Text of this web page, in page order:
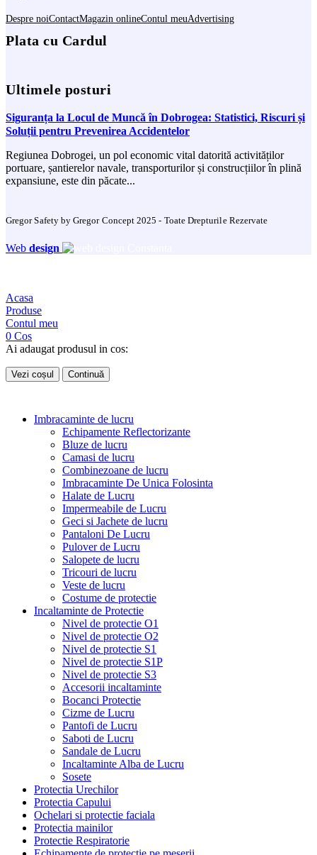
Despre noiContactMagazin onlineContul meuAdvertising
Plata cu Cardul
Ultimele posturi
Siguranța la Locul de Muncă în Dobrogea: Statistici, Riscuri și
Soluții pentru Prevenirea Accidentelor
Regiunea Dobrogei, un pol economic vital datorită activităților
portuare, șantierelor navale, transporturilor și construcțiilor în plină
expansiune, este din păcate...
Gregor Safety by Gregor Concept 2025 - Toate Drepturile Rezervate
Web design
Acasa
Produse
Contul meu
0 Cos
Ai adaugat produsul in cos:
Vezi coșul Continuă
Imbracaminte de lucru
Echipamente Reflectorizante
Bluze de lucru
Camasi de lucru
Combinezoane de lucru
Imbracaminte De Unica Folosinta
Halate de Lucru
Impermeabile de Lucru
Geci si Jachete de lucru
Pantaloni De Lucru
Pulover de Lucru
Salopete de lucru
Tricouri de lucru
Veste de lucru
Costume de protectie
Incaltaminte de Protectie
Nivel de protectie O1
Nivel de protectie O2
Nivel de protectie S1
Nivel de protectie S1P
Nivel de protectie S3
Accesorii incaltaminte
Bocanci Protectie
Cizme de Lucru
Pantofi de Lucru
Saboti de Lucru
Sandale de Lucru
Incaltaminte Alba de Lucru
Sosete
Protectia Urechilor
Protectia Capului
Ochelari si protectie faciala
Protectia mainilor
Protectie Respiratorie